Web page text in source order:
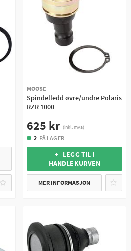
MOOSE
Spindelledd øvre/undre Polaris
RZR 1000
625 kr (inkl. mva)
2 PÅ LAGER
+ LEGG TIL I
HANDLEKURVEN
MER INFORMASJON